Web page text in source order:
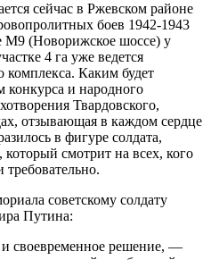
сейчас в Ржевском районе
боев 1942-1943
М9 (Новорижское шоссе) у
4 га уже ведется
комплекса. Каким будет
конкурса и народного
Твардовского,
отзывающая в каждом сердце
в фигуре солдата,
смотрит на всех, кого
требовательно.
советскому солдату
Путина:
своевременное решение, —